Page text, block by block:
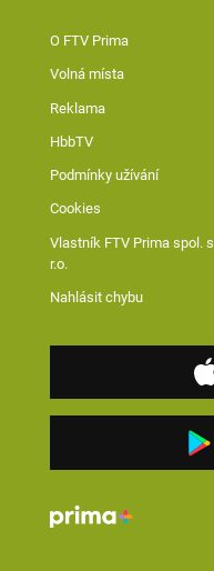
O FTV Prima
Volná místa
Reklama
HbbTV
Podmínky užívání
Cookies
Vlastník FTV Prima spol. s
r.o.
Nahlásit chybu